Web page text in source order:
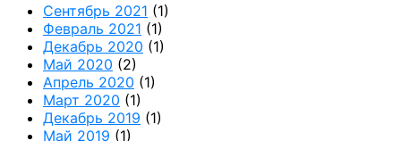
Сентябрь 2021 (1)
Февраль 2021 (1)
Декабрь 2020 (1)
Май 2020 (2)
Апрель 2020 (1)
Март 2020 (1)
Декабрь 2019 (1)
Май 2019 (1)